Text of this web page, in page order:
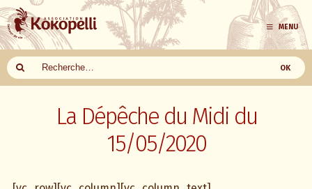
contenu
MENU
La Dépêche du Midi du
15/05/2020